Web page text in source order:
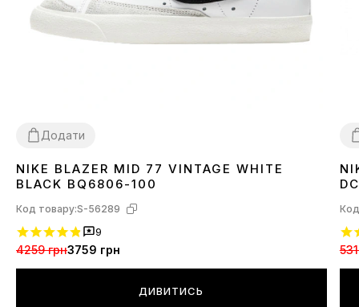
Додати
3641 42 434445
NIKE BLAZER MID 77 VINTAGE WHITE
BLACK BQ6806-100
Код товару:S-56289
9
4259 грн3759 грн
ДИВИТИСЬ